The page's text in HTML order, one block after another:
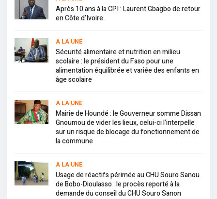
Après 10 ans à la CPI : Laurent Gbagbo de retour
en Côte d’Ivoire
A LA UNE
Sécurité alimentaire et nutrition en milieu
scolaire : le président du Faso pour une
alimentation équilibrée et variée des enfants en
âge scolaire
A LA UNE
Mairie de Houndé : le Gouverneur somme Dissan
Gnoumou de vider les lieux, celui-ci l’interpelle
sur un risque de blocage du fonctionnement de
la commune
A LA UNE
Usage de réactifs périmée au CHU Souro Sanou
de Bobo-Dioulasso : le procès reporté à la
demande du conseil du CHU Souro Sanon